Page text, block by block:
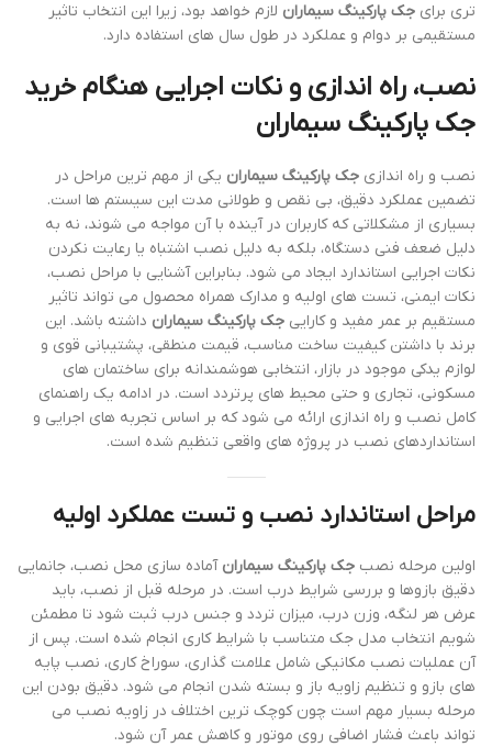
تری برای جک پارکینگ سیماران لازم خواهد بود، زیرا این انتخاب تاثیر
مستقیمی بر دوام و عملکرد در طول سال های استفاده دارد.
نصب، راه اندازی و نکات اجرایی هنگام خرید
جک پارکینگ سیماران
نصب و راه اندازی جک پارکینگ سیماران یکی از مهم ترین مراحل در
تضمین عملکرد دقیق، بی نقص و طولانی مدت این سیستم ها است.
بسیاری از مشکلاتی که کاربران در آینده با آن مواجه می شوند، نه به
دلیل ضعف فنی دستگاه، بلکه به دلیل نصب اشتباه یا رعایت نکردن
نکات اجرایی استاندارد ایجاد می شود. بنابراین آشنایی با مراحل نصب،
نکات ایمنی، تست های اولیه و مدارک همراه محصول می تواند تاثیر
مستقیم بر عمر مفید و کارایی جک پارکینگ سیماران داشته باشد. این
برند با داشتن کیفیت ساخت مناسب، قیمت منطقی، پشتیبانی قوی و
لوازم یدکی موجود در بازار، انتخابی هوشمندانه برای ساختمان های
مسکونی، تجاری و حتی محیط های پرتردد است. در ادامه یک راهنمای
کامل نصب و راه اندازی ارائه می شود که بر اساس تجربه های اجرایی و
استانداردهای نصب در پروژه های واقعی تنظیم شده است.
مراحل استاندارد نصب و تست عملکرد اولیه
اولین مرحله نصب جک پارکینگ سیماران آماده سازی محل نصب، جانمایی
دقیق بازوها و بررسی شرایط درب است. در مرحله قبل از نصب، باید
عرض هر لنگه، وزن درب، میزان تردد و جنس درب ثبت شود تا مطمئن
شویم انتخاب مدل جک متناسب با شرایط کاری انجام شده است. پس از
آن عملیات نصب مکانیکی شامل علامت گذاری، سوراخ کاری، نصب پایه
های بازو و تنظیم زاویه باز و بسته شدن انجام می شود. دقیق بودن این
مرحله بسیار مهم است چون کوچک ترین اختلاف در زاویه نصب می
تواند باعث فشار اضافی روی موتور و کاهش عمر آن شود.